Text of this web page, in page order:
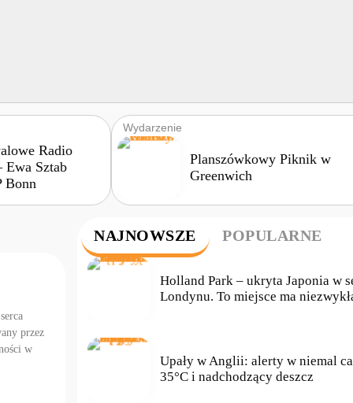
Radio
Ewa Sztab
Bonn
Wydarzenie
Planszówkowy Piknik w
Greenwich
przez
w
NAJNOWSZE POPULARNE
Holland Park – ukryta Japonia w
Londynu. To miejsce ma
Upały w Anglii: alerty w niemal
35°C i nadchodzący deszcz